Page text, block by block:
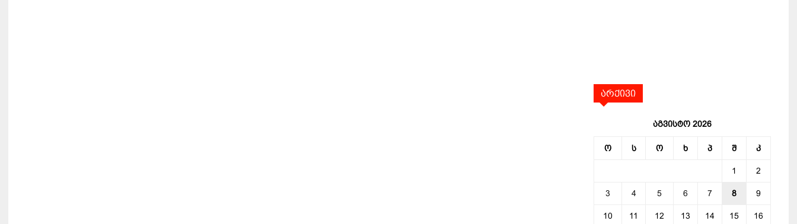
არქივი
აგვისტო 2026
ო ს ო ხ პ შ კ
1 2
3 4 5 6 7 8 9
10 11 12 13 14 15 16